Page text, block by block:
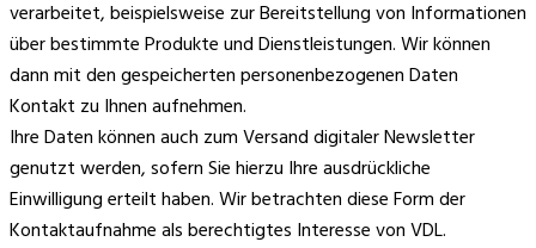
verarbeitet, beispielsweise zur Bereitstellung von Informationen
über bestimmte Produkte und Dienstleistungen. Wir können
dann mit den gespeicherten personenbezogenen Daten
Kontakt zu Ihnen aufnehmen.
Ihre Daten können auch zum Versand digitaler Newsletter
genutzt werden, sofern Sie hierzu Ihre ausdrückliche
Einwilligung erteilt haben. Wir betrachten diese Form der
Kontaktaufnahme als berechtigtes Interesse von VDL.